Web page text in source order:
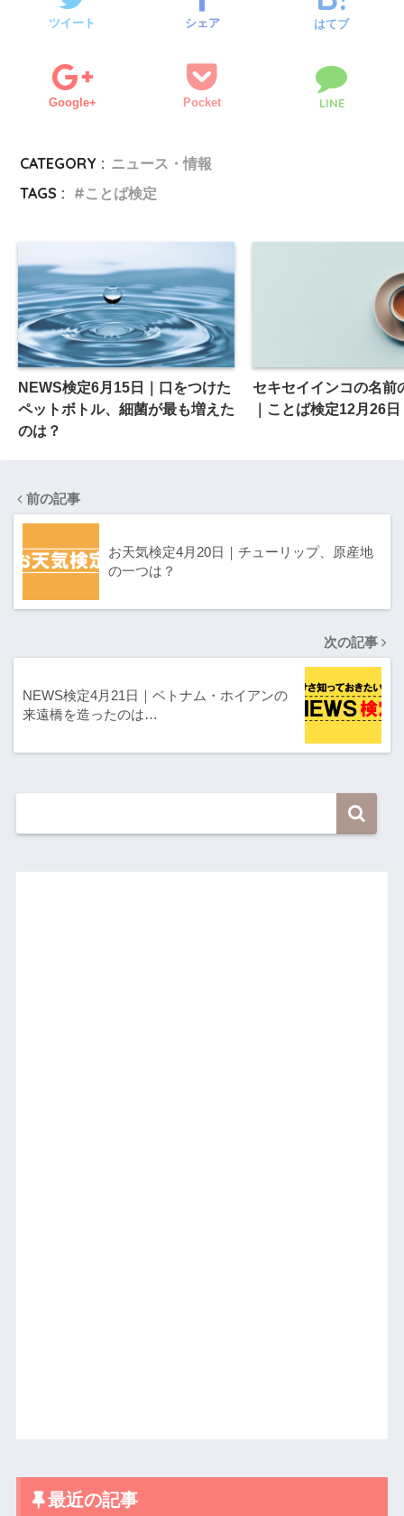
ツイート シェア はてブ
Google+ Pocket LINE
CATEGORY : ニュース・情報
TAGS :
ことば検定
NEWS検定6月15日｜口をつけた
ペットボトル、細菌が最も増えた
のは？
セキセイインコの名前
｜ことば検定12月26日
前の記事
お天気検定4月20日｜チューリップ、原産地
の一つは？
次の記事
NEWS検定4月21日｜ベトナム・ホイアンの
来遠橋を造ったのは…
最近の記事